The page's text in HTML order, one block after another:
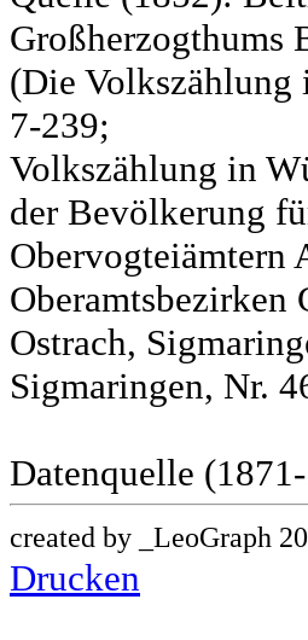
Großherzogthums
(Die Volkszählung
7-239;
Volkszählung in
der Bevölkerung
Obervogteiämtern
Oberamtsbezirken
Ostrach,
Sigmaringen, Nr.
Datenquelle
created by _LeoGraph
Drucken